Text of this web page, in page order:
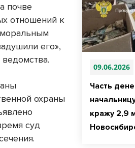
09.06.2026
Часть
кражу 2,9
почве
отношений к
его»,
охраны
суд